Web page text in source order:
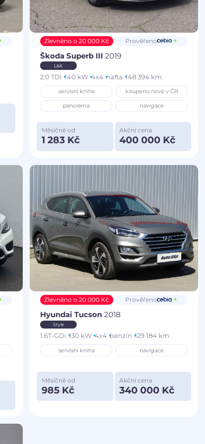
Zlevněno o 20 000 Kč Prověřeno
Škoda Superb III 2019
L&K
2.0 TDi 140 kW 4x4 nafta 148 394 km
servisní kniha koupeno nové v ČR
panorama navigace
Měsíčně od
1 283 Kč
Akční cena
400 000 Kč
Zlevněno o 20 000 Kč Prověřeno
Hyundai Tucson 2018
Style
1.6T-GDi 130 kW 4x4 benzín 129 184 km
servisní kniha navigace
Měsíčně od
985 Kč
Akční cena
340 000 Kč